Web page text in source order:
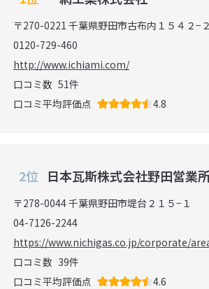
〒270-0221 千葉県野田市古布内１５４２−
0120-729-460
http://www.ichiami.com/
口コミ数 51件
口コミ平均評価点
4.8
2位 日本瓦斯株式会社野田営業
〒278-0044 千葉県野田市堤台２１５−１
04-7126-2244
https://www.nichigas.co.jp/corporate/
口コミ数 39件
口コミ平均評価点
4.6